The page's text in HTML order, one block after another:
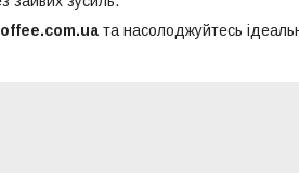
та насолоджуйтесь